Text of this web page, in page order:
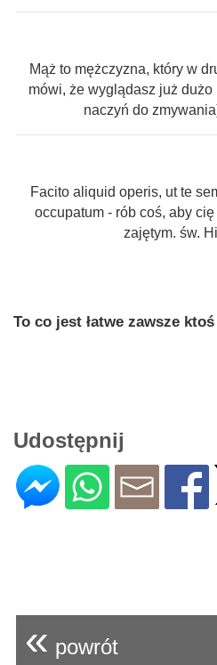
Mąż to mężczyzna, który w
mówi, że wyglądasz już
naczyń do
Facito aliquid operis, ut te
occupatum - rób coś, aby cię
zajętym. św.
To co jest łatwe zawsze
Udostępnij
« powrót